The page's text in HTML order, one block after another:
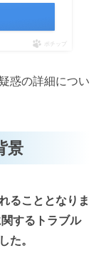
ポチップ
惑の詳細につい
景
ることとなりま
するトラブル
た。